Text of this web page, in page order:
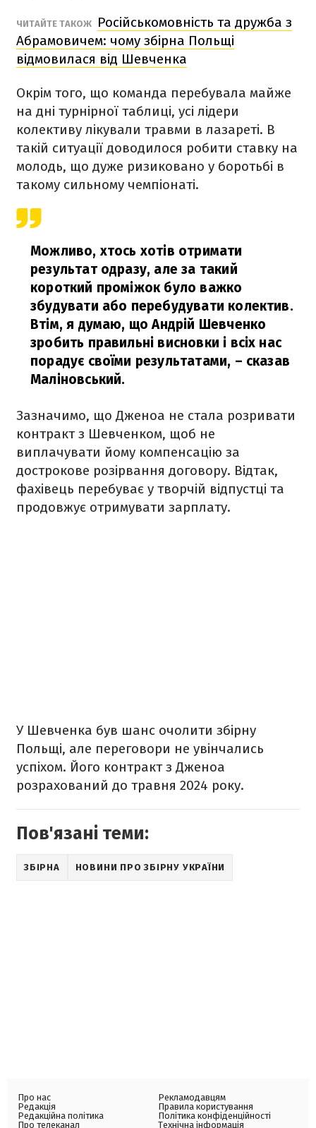
ЧИТАЙТЕ ТАКОЖ
Російськомовність та дружба з
Абрамовичем: чому збірна Польщі
відмовилася від Шевченка
Окрім того, що команда перебувала майже
на дні турнірної таблиці, усі лідери
колективу лікували травми в лазареті. В
такій ситуації доводилося робити ставку на
молодь, що дуже ризиковано у боротьбі в
такому сильному чемпіонаті.
Можливо, хтось хотів отримати
результат одразу, але за такий
короткий проміжок було важко
збудувати або перебудувати колектив.
Втім, я думаю, що Андрій Шевченко
зробить правильні висновки і всіх нас
порадує своїми результатами, – сказав
Маліновський.
Зазначимо, що Дженоа не стала розривати
контракт з Шевченком, щоб не
виплачувати йому компенсацію за
дострокове розірвання договору. Відтак,
фахівець перебуває у творчій відпустці та
продовжує отримувати зарплату.
У Шевченка був шанс очолити збірну
Польщі, але переговори не увінчались
успіхом. Його контракт з Дженоа
розрахований до травня 2024 року.
Пов'язані теми:
ЗБІРНА НОВИНИ ПРО ЗБІРНУ УКРАЇНИ
Про нас
Редакція
Редакційна політика
Про телеканал
Рекламодавцям
Правила користування
Політика конфіденційності
Технічна інформація